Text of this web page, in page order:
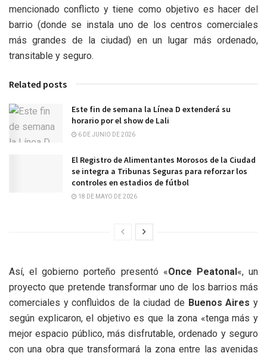
mencionado conflicto y tiene como objetivo es hacer del
barrio (donde se instala uno de los centros comerciales
más grandes de la ciudad) en un lugar más ordenado,
transitable y seguro.
Related posts
Este fin de semana la Línea D extenderá su
horario por el show de Lali
6 DE JUNIO DE 2026
El Registro de Alimentantes Morosos de la Ciudad
se integra a Tribunas Seguras para reforzar los
controles en estadios de fútbol
18 DE MAYO DE 2026
Así, el gobierno porteño presentó «Once Peatonal«, un
proyecto que pretende transformar uno de los barrios más
comerciales y confluìdos de la ciudad de Buenos Aires y
según explicaron, el objetivo es que la zona «tenga más y
mejor espacio público, más disfrutable, ordenado y seguro
con una obra que transformará la zona entre las avenidas